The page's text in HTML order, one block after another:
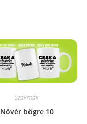
Szakmák
Nővér bögre 10